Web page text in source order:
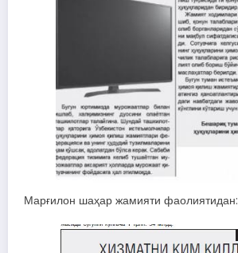
Марғилон шаҳар жамияти фаолиятидан: